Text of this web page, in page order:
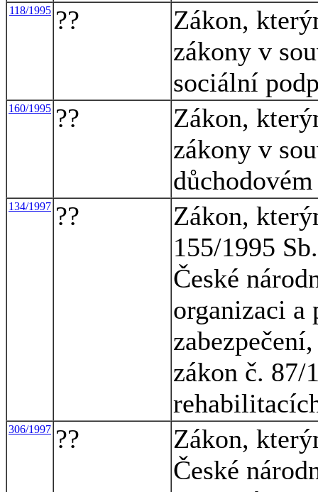
118/1995 ??
Zákon,
zákony v
sociální
160/1995 ??
Zákon,
zákony v
134/1997 ??
Zákon,
155/1995
České
organizaci a
zákon č. 87/
306/1997 ??
Zákon,
České